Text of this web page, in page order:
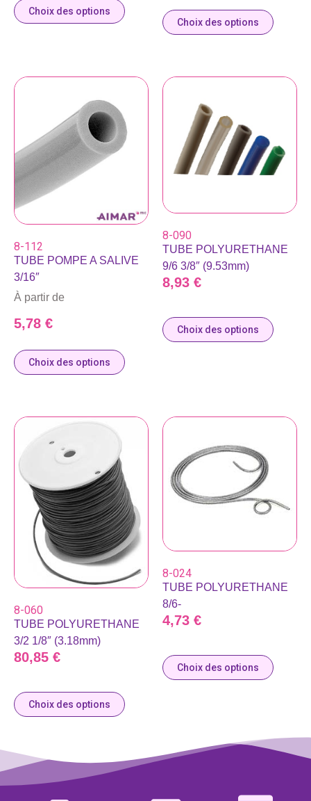
Choix des options
Choix des options
8-112
TUBE POMPE A SALIVE
3/16″
À partir de
5,78 €
Choix des options
8-090
TUBE POLYURETHANE
9/6 3/8″ (9.53mm)
8,93 €
Choix des options
8-060
TUBE POLYURETHANE
3/2 1/8″ (3.18mm)
80,85 €
Choix des options
8-024
TUBE POLYURETHANE
8/6-
4,73 €
Choix des options